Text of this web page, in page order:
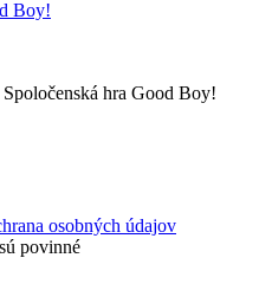
hra Good Boy!
osobných údajov
povinné